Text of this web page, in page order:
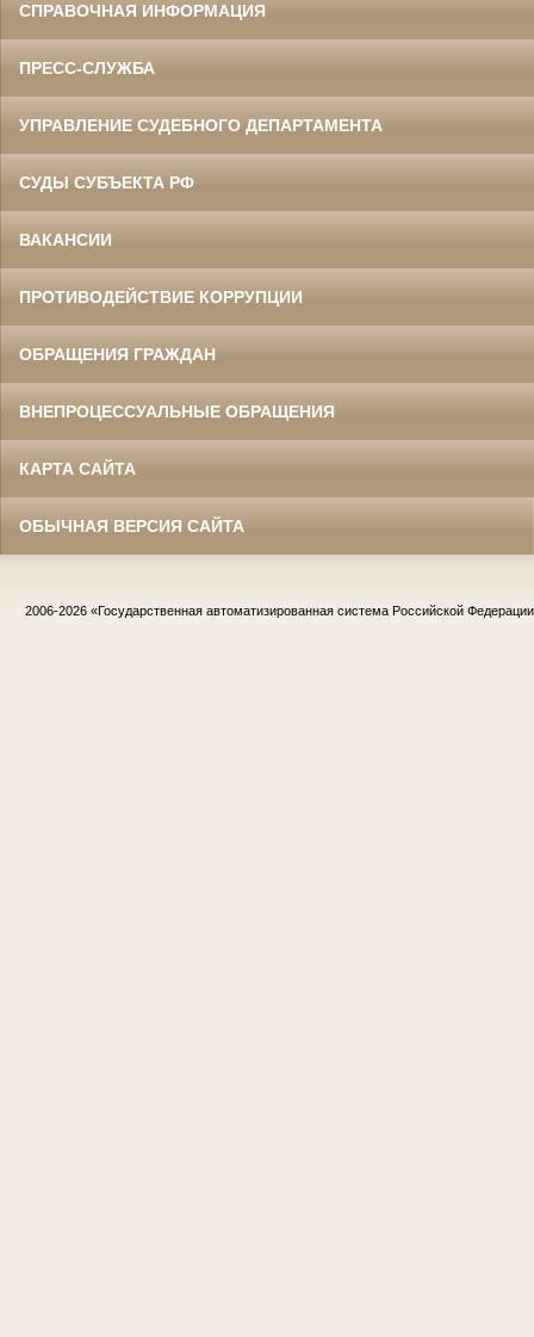
СПРАВОЧНАЯ ИНФОРМАЦИЯ
ПРЕСС-СЛУЖБА
УПРАВЛЕНИЕ СУДЕБНОГО ДЕПАРТАМЕНТА
СУДЫ СУБЪЕКТА РФ
ВАКАНСИИ
ПРОТИВОДЕЙСТВИЕ КОРРУПЦИИ
ОБРАЩЕНИЯ ГРАЖДАН
ВНЕПРОЦЕССУАЛЬНЫЕ ОБРАЩЕНИЯ
КАРТА САЙТА
ОБЫЧНАЯ ВЕРСИЯ САЙТА
2006-2026 «Государственная автоматизированная система Российской